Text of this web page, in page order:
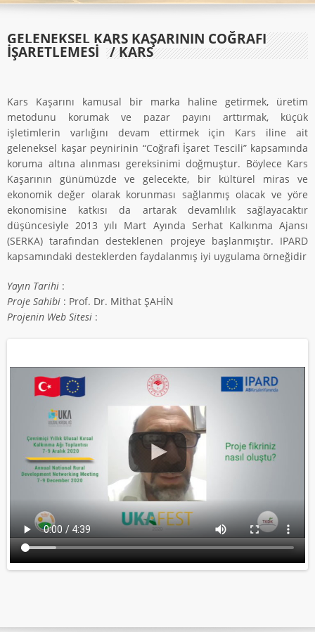
GELENEKSEL KARS KAŞARININ COĞRAFI
İŞARETLEMESİ / KARS
Kars Kaşarını kamusal bir marka haline getirmek, üretim
metodunu korumak ve pazar payını arttırmak, küçük
işletimlerin varlığını devam ettirmek için Kars iline ait
geleneksel kaşar peynirinin “Coğrafi İşaret Tescili” kapsamında
koruma altına alınması gereksinimi doğmuştur. Böylece Kars
Kaşarının günümüzde ve gelecekte, bir kültürel miras ve
ekonomik değer olarak korunması sağlanmış olacak ve yöre
ekonomisine katkısı da artarak devamlılık sağlayacaktır
düşüncesiyle 2013 yılı Mart Ayında Serhat Kalkınma Ajansı
(SERKA) tarafından desteklenen projeye başlanmıştır. IPARD
kapsamındaki desteklerden faydalanmış iyi uygulama örneğidir
Yayın Tarihi :
Proje Sahibi : Prof. Dr. Mithat ŞAHİN
Projenin Web Sitesi :